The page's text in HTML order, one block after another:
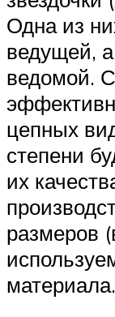
Одна из
ведущей, а
ведомой.
цепных
степени
их
размеров
материала.